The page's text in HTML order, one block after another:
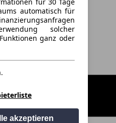
automatisch für
solcher
ganz oder
akzeptieren